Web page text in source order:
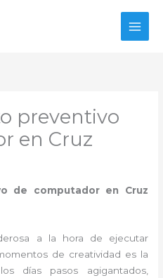
preventivo
en Cruz
de computador en Cruz
a la hora de ejecutar
de creatividad es la
días pasos agigantados,